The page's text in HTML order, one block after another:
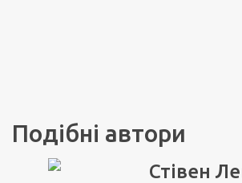
Подібні автори
Стівен